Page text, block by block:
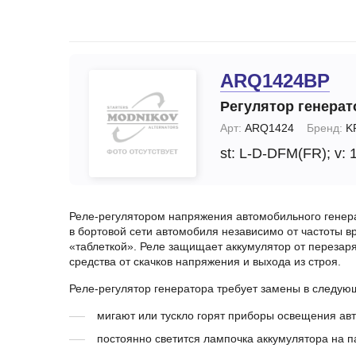
Тормозные суппорты
Щетки и
щеткодержатели
специальные
Замена стартера
Замена
ARQ1424BP
Регулятор
Арт: ARQ1424 Бренд:
st: L-D-DFM(FR); v:
Реле-регулятором напряжения автомобильного
в бортовой сети автомобиля независимо от частоты
«таблеткой». Реле защищает аккумулятор от
средства от скачков напряжения и выхода из строя.
Реле-регулятор генератора требует замены в
мигают или тускло горят приборы освещения
постоянно светится лампочка аккумулятора на